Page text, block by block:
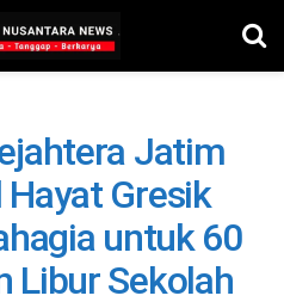
Jatim
Gresik
untuk 60
Libur Sekolah